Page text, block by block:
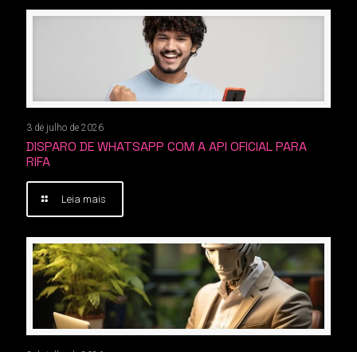
3 de julho de 2026
DISPARO DE WHATSAPP COM A API OFICIAL PARA
RIFA
Leia mais